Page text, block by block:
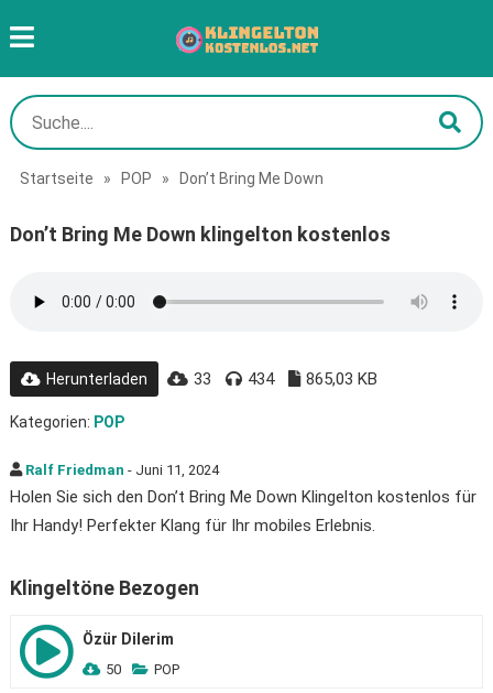
Startseite » POP » Don’t Bring Me Down
Don’t Bring Me Down klingelton kostenlos
Herunterladen 33 434 865,03 KB
Kategorien: POP
Ralf Friedman - Juni 11, 2024
Holen Sie sich den Don’t Bring Me Down Klingelton kostenlos für
Ihr Handy! Perfekter Klang für Ihr mobiles Erlebnis.
Klingeltöne Bezogen
Özür Dilerim
50 POP